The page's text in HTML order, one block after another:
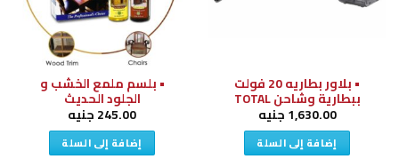
• بلاور بطاريه 20 فولت
ببطارية وشاحن TOTAL
1,630.00جنيه
إضافة إلى السلة
• بلسم ملمع الخشب و
الجلود الحديث
245.00جنيه
إضافة إلى السلة